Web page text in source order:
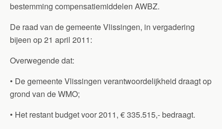
bestemming compensatiemiddelen AWBZ.
De raad van de gemeente Vlissingen, in vergadering
bijeen op 21 april 2011:
Overwegende dat:
• De gemeente Vlissingen verantwoordelijkheid draagt op
grond van de WMO;
• Het restant budget voor 2011, € 335.515,- bedraagt.